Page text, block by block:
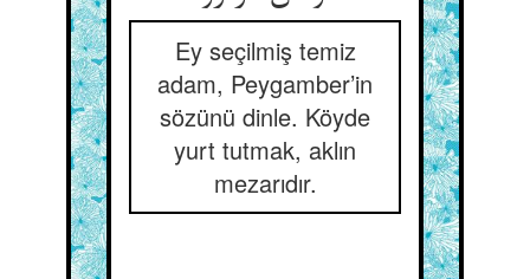
Ey seçilmiş temiz
adam, Peygamber’in
sözünü dinle. Köyde
yurt tutmak, aklın
mezarıdır.